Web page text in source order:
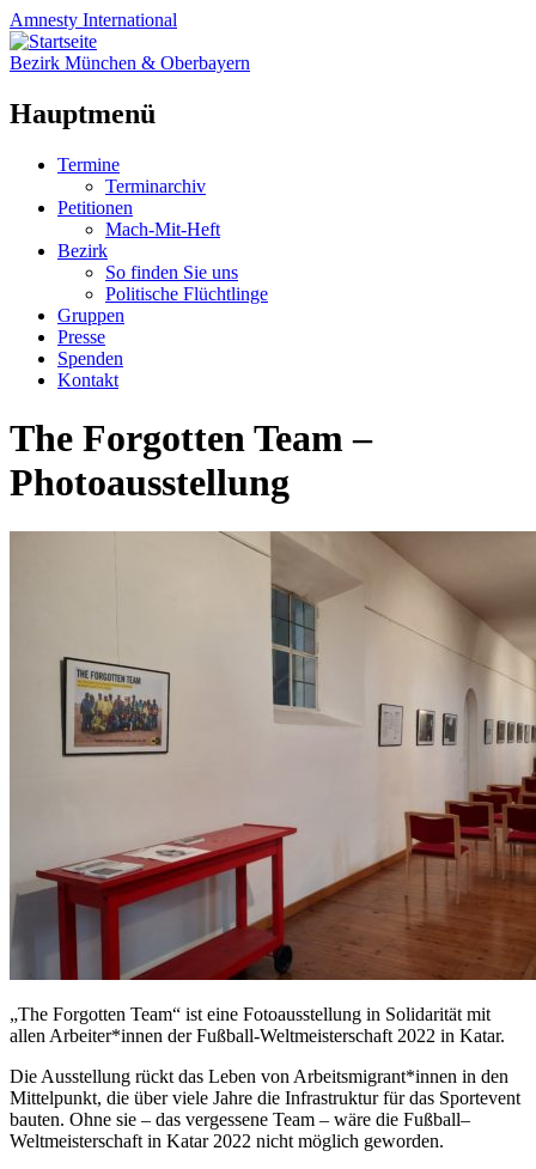
Amnesty International
Bezirk München & Oberbayern
Hauptmenü
Zum
springen
Termine
Terminarchiv
Petitionen
Mach-Mit-Heft
Bezirk
So finden Sie uns
Politische Flüchtlinge
Gruppen
Presse
Spenden
Kontakt
The Forgotten Team –
Photoausstellung
„The Forgotten Team“ ist eine Fotoausstellung in Solidarität mit
allen Arbeiter*innen der Fußball-Weltmeisterschaft 2022 in Katar.
Die Ausstellung rückt das Leben von Arbeitsmigrant*innen in den
Mittelpunkt, die über viele Jahre die Infrastruktur für das Sportevent
bauten. Ohne sie – das vergessene Team – wäre die Fußball–
Weltmeisterschaft in Katar 2022 nicht möglich geworden.